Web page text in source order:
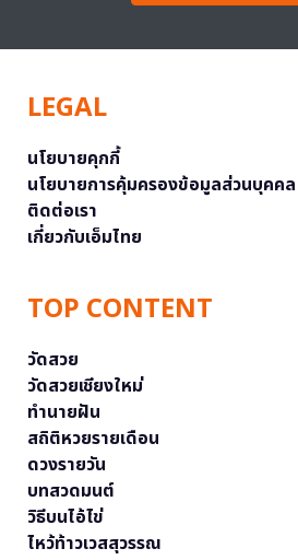
LEGAL
นโยบายคุกกี้
นโยบายการคุ้มครองข้อมูลส่วนบุคคล
ติดต่อเรา
เกี่ยวกับเอ็มไทย
TOP CONTENT
วัดสวย
วัดสวยเชียงใหม่
ทำนายฝัน
สถิติหวยรายเดือน
ดวงรายวัน
บทสวดมนต์
วิธีบนไอ้ไข่
ไหว้ท้าวเวสสุวรรณ